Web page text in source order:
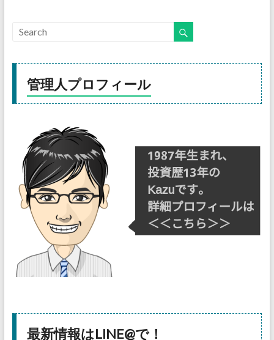
管理人プロフィール
最新情報はLINE@で！